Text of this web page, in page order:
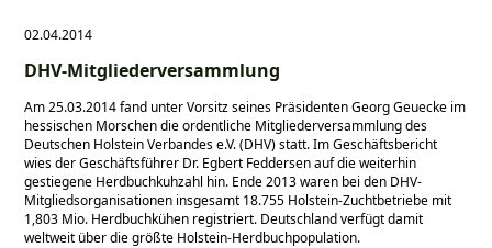
02.04.2014
DHV-Mitgliederversammlung
Am 25.03.2014 fand unter Vorsitz seines Präsidenten Georg Geuecke im
hessischen Morschen die ordentliche Mitgliederversammlung des
Deutschen Holstein Verbandes e.V. (DHV) statt. Im Geschäftsbericht
wies der Geschäftsführer Dr. Egbert Feddersen auf die weiterhin
gestiegene Herdbuchkuhzahl hin. Ende 2013 waren bei den DHV-
Mitgliedsorganisationen insgesamt 18.755 Holstein-Zuchtbetriebe mit
1,803 Mio. Herdbuchkühen registriert. Deutschland verfügt damit
weltweit über die größte Holstein-Herdbuchpopulation.